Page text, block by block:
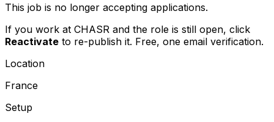
This job is no longer accepting applications.
If you work at CHASR and the role is still open, click
Reactivate to re-publish it. Free, one email verification.
Location
France
Setup